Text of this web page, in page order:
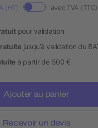
(HT) avec TVA (TTC)
pour validation
jusqu’à validation du
à partir de 500 €
Ajouter au panier
Recevoir un devis